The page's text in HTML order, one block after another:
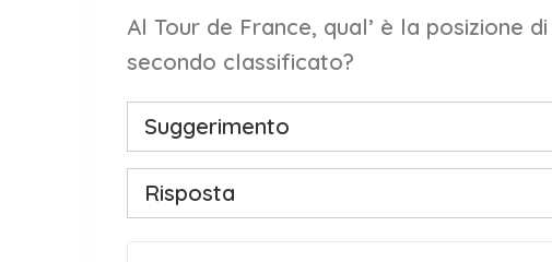
Al Tour de France, qual’ è la posizione
secondo classificato?
Suggerimento
Risposta